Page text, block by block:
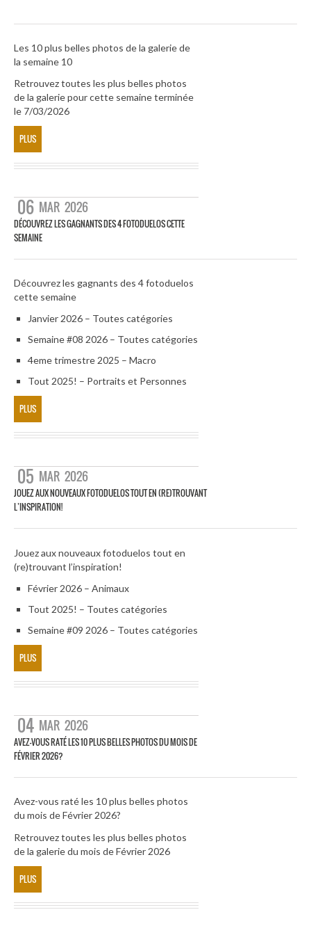
Les 10 plus belles photos de la galerie de
la semaine 10
Retrouvez toutes les plus belles photos
de la galerie pour cette semaine terminée
le 7/03/2026
PLUS
06 MAR 2026
DÉCOUVREZ LES GAGNANTS DES 4 FOTODUELOS CETTE
SEMAINE
Découvrez les gagnants des 4 fotoduelos
cette semaine
Janvier 2026 – Toutes catégories
Semaine #08 2026 – Toutes catégories
4eme trimestre 2025 – Macro
Tout 2025! – Portraits et Personnes
PLUS
05 MAR 2026
JOUEZ AUX NOUVEAUX FOTODUELOS TOUT EN (RE)TROUVANT
L’INSPIRATION!
Jouez aux nouveaux fotoduelos tout en
(re)trouvant l’inspiration!
Février 2026 – Animaux
Tout 2025! – Toutes catégories
Semaine #09 2026 – Toutes catégories
PLUS
04 MAR 2026
AVEZ-VOUS RATÉ LES 10 PLUS BELLES PHOTOS DU MOIS DE
FÉVRIER 2026?
Avez-vous raté les 10 plus belles photos
du mois de Février 2026?
Retrouvez toutes les plus belles photos
de la galerie du mois de Février 2026
PLUS